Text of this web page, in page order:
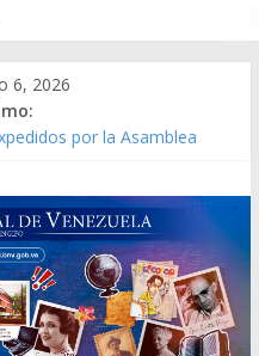
6, 2026
por la Asamblea
año CXXXIII Mes V,
38.394
Bor